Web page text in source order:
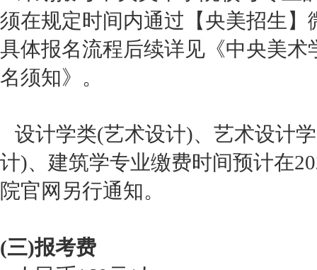
须在规定时间内通过【央美招生
具体报名流程后续详见《中央美术
名须知》。
设计学类(艺术设计)、艺术设计
计)、建筑学专业缴费时间预计在
院官网另行通知。
(三)报考费